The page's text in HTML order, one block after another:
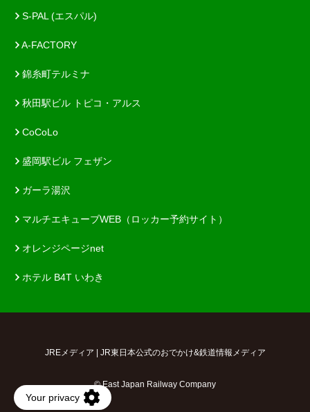
S-PAL (エスパル)
A-FACTORY
錦糸町テルミナ
秋田駅ビル トピコ・アルス
CoCoLo
盛岡駅ビル フェザン
ガーラ湯沢
マルチエキューブWEB（ロッカー予約サイト）
オレンジページnet
ホテル B4T いわき
JREメディア | JR東日本公式のおでかけ&鉄道情報メディア
© East Japan Railway Company